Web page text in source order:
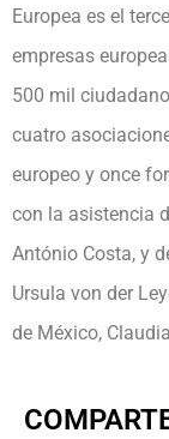
Europea es el
empresas
500 mil
cuatro
europeo y once
con la asistencia
António Costa, y
Ursula von der
de México,